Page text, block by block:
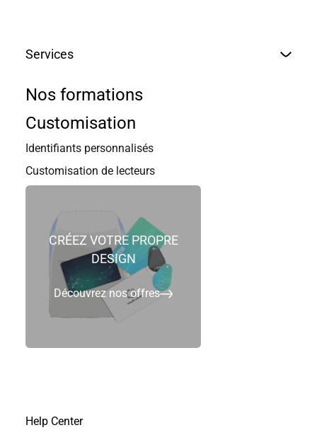
Services
Nos formations
Customisation
Identifiants personnalisés
Customisation de lecteurs
CRÉEZ VOTRE PROPRE
DESIGN
Découvrez nos offres
Help Center